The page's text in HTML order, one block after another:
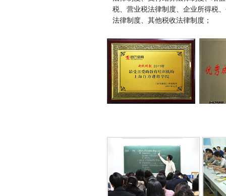
税、营业税法律制度、企业所得税
法律制度、其他税收法律制度；